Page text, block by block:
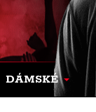
DÁMSKÉ